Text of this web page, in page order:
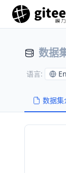
数据
语言:
数据集